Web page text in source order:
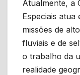
Atualmente, a
Especiais
missões de
fluviais e de
o trabalho da
realidade